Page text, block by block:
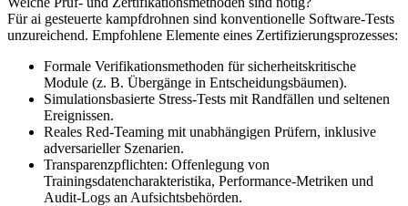
Für ai gesteuerte kampfdrohnen sind konventionelle Software‑Tests
unzureichend. Empfohlene Elemente eines Zertifizierungsprozesses:
Formale Verifikationsmethoden für sicherheitskritische
Module (z. B. Übergänge in Entscheidungsbäumen).
Simulationsbasierte Stress‑Tests mit Randfällen und seltenen
Ereignissen.
Reales Red‑Teaming mit unabhängigen Prüfern, inklusive
adversarieller Szenarien.
Transparenzpflichten: Offenlegung von
Trainingsdatencharakteristika, Performance‑Metriken und
Audit‑Logs an Aufsichtsbehörden.